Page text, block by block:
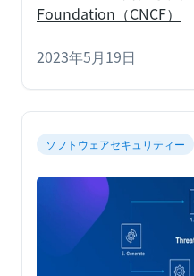
Foundation（CNCF）
2023年5月19日
ソフトウェアセキュリティー